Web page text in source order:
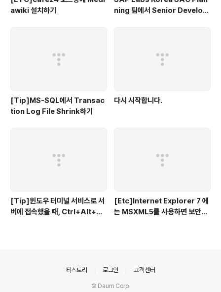
awiki 설치하기
ning 팀에서 Senior Develop
[Tip]MS-SQL에서 Transac
tion Log File Shrink하기
다시 시작합니다.
[Tip]윈도우 터미널 서비스로 서
버에 접속했을 때, Ctrl+Alt+De
[Etc]Internet Explorer 7 에
는 MSXML5를 사용하면 보안경
티스토리 로그인 고객센터
© Daum Corp.